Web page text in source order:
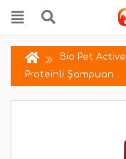
Bio Pet
Proteinli Şampuan